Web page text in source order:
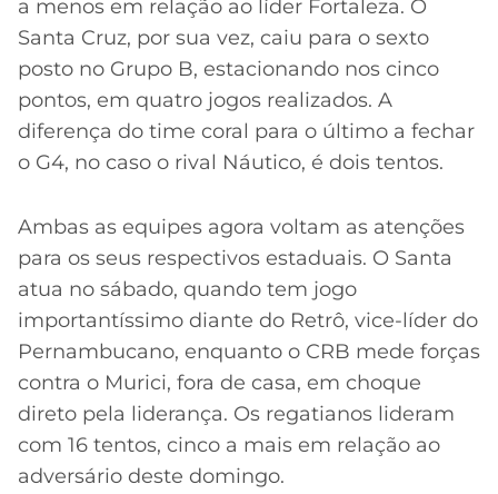
a menos em relação ao líder Fortaleza. O
Santa Cruz, por sua vez, caiu para o sexto
posto no Grupo B, estacionando nos cinco
pontos, em quatro jogos realizados. A
diferença do time coral para o último a fechar
o G4, no caso o rival Náutico, é dois tentos.
Ambas as equipes agora voltam as atenções
para os seus respectivos estaduais. O Santa
atua no sábado, quando tem jogo
importantíssimo diante do Retrô, vice-líder do
Pernambucano, enquanto o CRB mede forças
contra o Murici, fora de casa, em choque
direto pela liderança. Os regatianos lideram
com 16 tentos, cinco a mais em relação ao
adversário deste domingo.